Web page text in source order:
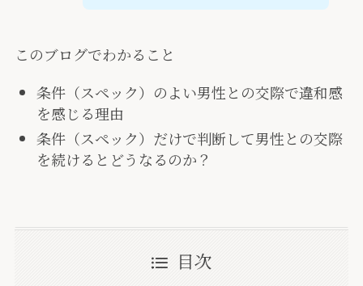
このブログでわかること
条件（スペック）のよい男性との交際で違和感
を感じる理由
条件（スペック）だけで判断して男性との交際
を続けるとどうなるのか？
目次